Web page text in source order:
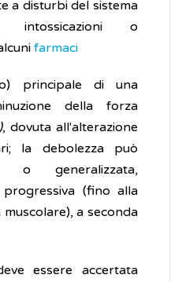
a disturbi del sistema
intossicazioni o
farmaci
principale di una
della forza
, dovuta all'alterazione
la debolezza può
o generalizzata,
(fino alla
a seconda
essere accertata